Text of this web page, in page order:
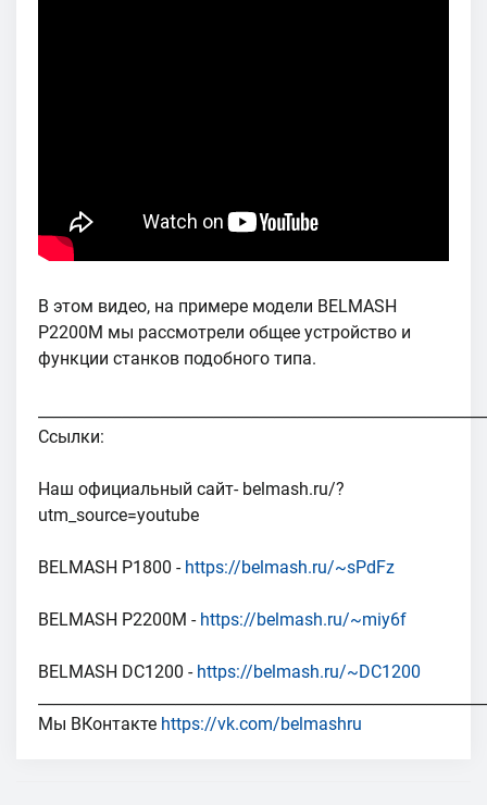
В этом видео, на примере модели BELMASH
P2200M мы рассмотрели общее устройство и
функции станков подобного типа.
Ссылки:
Наш официальный сайт- belmash.ru/?
utm_source=youtube
BELMASH P1800 - https://belmash.ru/~sPdFz
BELMASH P2200M - https://belmash.ru/~miy6f
BELMASH DC1200 - https://belmash.ru/~DC1200
Мы ВКонтакте https://vk.com/belmashru